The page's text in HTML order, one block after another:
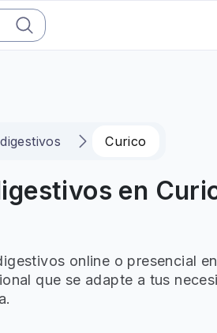
Curico
en
online o presencial
que se adapte a tus